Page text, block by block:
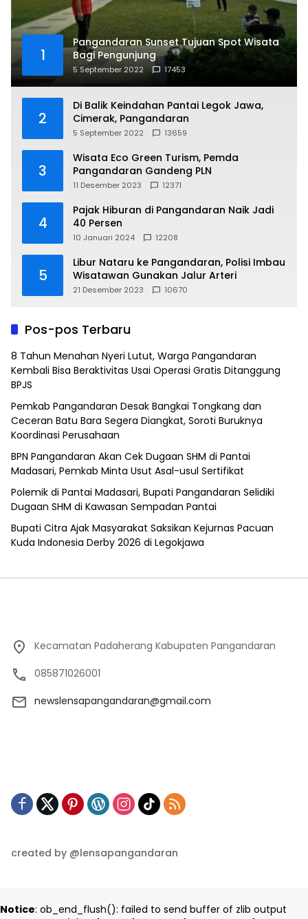
1
Pangandaran Sunset Tujuan Spot Wisata
Bagi Pengunjung
5 September 2022 17453
2
Di Balik Keindahan Pantai Legok Jawa,
Cimerak, Pangandaran
5 September 2022 13659
3
Wisata Eco Green Turism, Pemda
Pangandaran Gandeng PLN
11 Desember 2023 12371
4
Pajak Hiburan di Pangandaran Naik Jadi
40 Persen
10 Januari 2024 12208
5
Libur Nataru ke Pangandaran, Polisi Imbau
Wisatawan Gunakan Jalur Arteri
21 Desember 2023 10670
Pos-pos Terbaru
8 Tahun Menahan Nyeri Lutut, Warga Pangandaran
Kembali Bisa Beraktivitas Usai Operasi Gratis Ditanggung
BPJS
Pemkab Pangandaran Desak Bangkai Tongkang dan
Ceceran Batu Bara Segera Diangkat, Soroti Buruknya
Koordinasi Perusahaan
BPN Pangandaran Akan Cek Dugaan SHM di Pantai
Madasari, Pemkab Minta Usut Asal-usul Sertifikat
Polemik di Pantai Madasari, Bupati Pangandaran Selidiki
Dugaan SHM di Kawasan Sempadan Pantai
Bupati Citra Ajak Masyarakat Saksikan Kejurnas Pacuan
Kuda Indonesia Derby 2026 di Legokjawa
Kecamatan Padaherang Kabupaten Pangandaran
085871026001
newslensapangandaran@gmail.com
created by @lensapangandaran
Notice: ob_end_flush(): failed to send buffer of zlib output